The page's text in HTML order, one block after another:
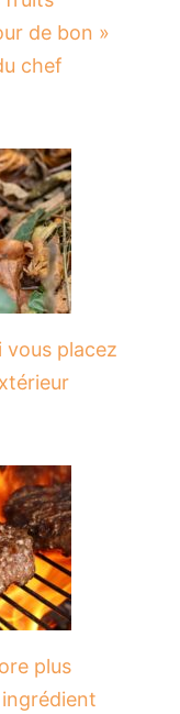
de bon »
chef
vous placez
plus
ingrédient